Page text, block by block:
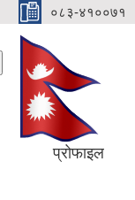
०८३-४१००७१
प्रोफाइल